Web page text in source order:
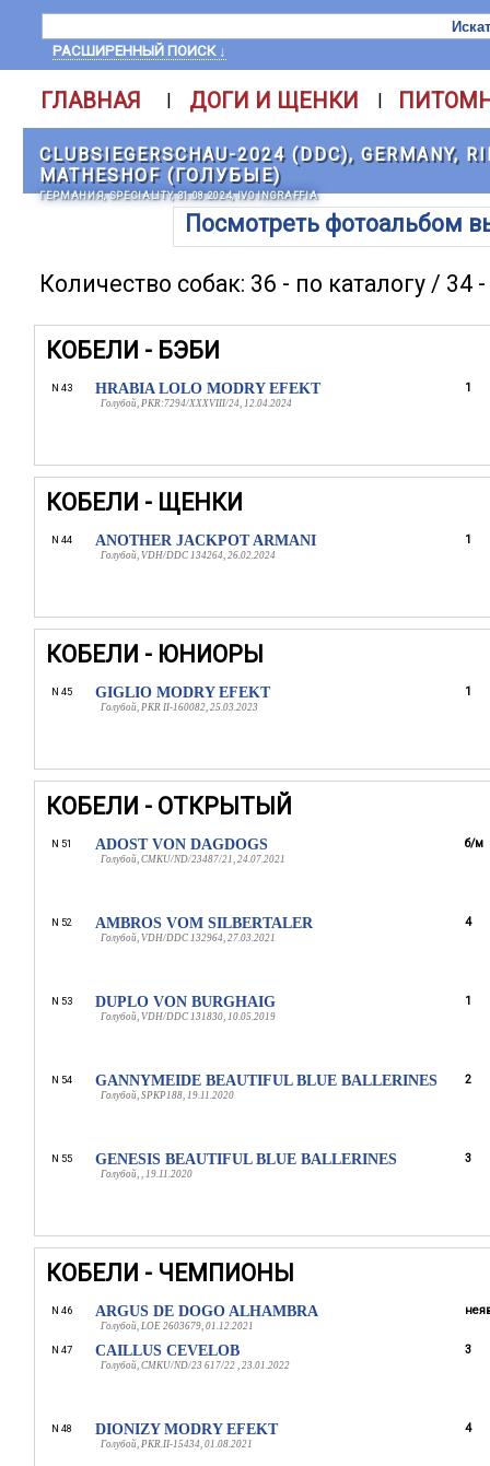
РАСШИРЕННЫЙ ПОИСК ↓
ГЛАВНАЯ | ДОГИ И ЩЕНКИ |
CLUBSIEGERSCHAU-2024 (DDC), GERMANY,
MATHESHOF (ГОЛУБЫЕ)
ГЕРМАНИЯ, SPECIALITY, 31.08.2024, IVO INGRAFFIA
Посмотреть фотоальбом
Количество собак: 36 - по каталогу / 34
КОБЕЛИ - БЭБИ
N 43 HRABIA LOLO MODRY EFEKT
Голубой, PKR:7294/XXXVIII/24, 12.04.2024
1
КОБЕЛИ - ЩЕНКИ
N 44 ANOTHER JACKPOT ARMANI
Голубой, VDH/DDC 134264, 26.02.2024
1
КОБЕЛИ - ЮНИОРЫ
N 45 GIGLIO MODRY EFEKT
Голубой, PKR II-160082, 25.03.2023
1
КОБЕЛИ - ОТКРЫТЫЙ
N 51 ADOST VON DAGDOGS
Голубой, CMKU/ND/23487/21, 24.07.2021
б/м
N 52 AMBROS VOM SILBERTALER
Голубой, VDH/DDC 132964, 27.03.2021
4
N 53 DUPLO VON BURGHAIG
Голубой, VDH/DDC 131830, 10.05.2019
1
N 54 GANNYMEIDE BEAUTIFUL BLUE BALLERINES
Голубой, SPKP188, 19.11.2020
2
N 55 GENESIS BEAUTIFUL BLUE BALLERINES
Голубой, , 19.11.2020
3
КОБЕЛИ - ЧЕМПИОНЫ
N 46 ARGUS DE DOGO ALHAMBRA
Голубой, LOE 2603679, 01.12.2021
N 47 CAILLUS CEVELOB
Голубой, CMKU/ND/23 617/22 , 23.01.2022
3
N 48 DIONIZY MODRY EFEKT
Голубой, PKR.II-15434, 01.08.2021
4